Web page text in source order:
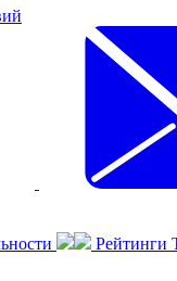
Рейтинги